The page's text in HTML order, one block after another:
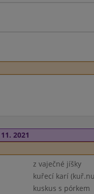
2021
z vaječné jíšky
kuřecí karí
kuskus s pórkem